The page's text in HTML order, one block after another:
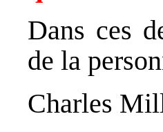
Dans ces
de la
Charles